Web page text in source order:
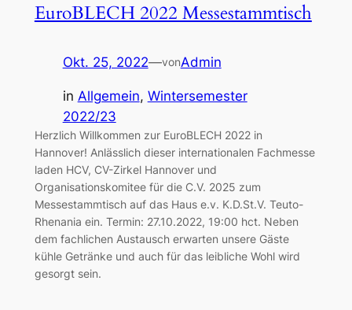
EuroBLECH 2022 Messestammtisch
Okt. 25, 2022—vonAdmin
in Allgemein, Wintersemester
2022/23
Herzlich Willkommen zur EuroBLECH 2022 in
Hannover! Anlässlich dieser internationalen Fachmesse
laden HCV, CV-Zirkel Hannover und
Organisationskomitee für die C.V. 2025 zum
Messestammtisch auf das Haus e.v. K.D.St.V. Teuto-
Rhenania ein. Termin: 27.10.2022, 19:00 hct. Neben
dem fachlichen Austausch erwarten unsere Gäste
kühle Getränke und auch für das leibliche Wohl wird
gesorgt sein.